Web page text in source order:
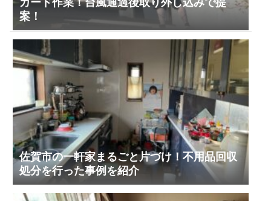
ガード作業！台風通過後取り外し込みで提
案！
佐賀市の一軒家まるごと片づけ！不用品回収
処分を行った事例を紹介